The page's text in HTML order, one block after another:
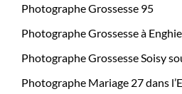
Photographe Grossesse 95
Photographe Grossesse à
Photographe Grossesse Soisy
Photographe Mariage 27 dans